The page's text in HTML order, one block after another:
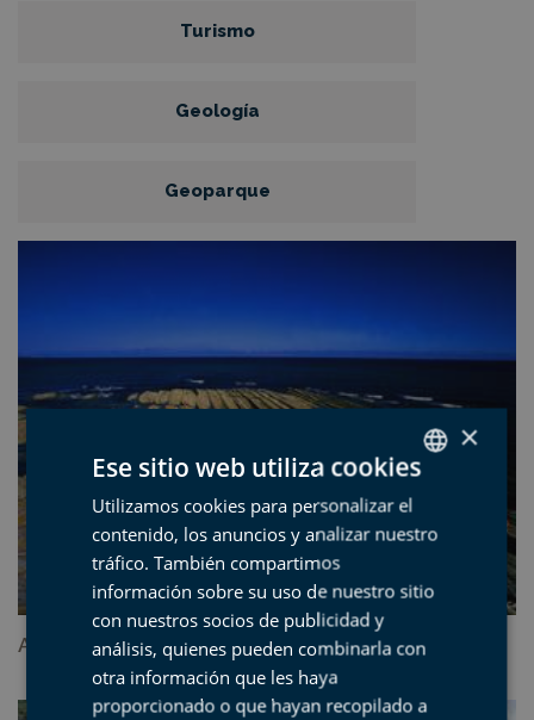
Turismo
Geología
Geoparque
Al vaivén de la marea
SPANISH
BASQUE
ENGLISH
×
Ese sitio web utiliza cookies
Utilizamos cookies para personalizar el
contenido, los anuncios y analizar nuestro
tráfico. También compartimos
información sobre su uso de nuestro sitio
con nuestros socios de publicidad y
análisis, quienes pueden combinarla con
otra información que les haya
proporcionado o que hayan recopilado a